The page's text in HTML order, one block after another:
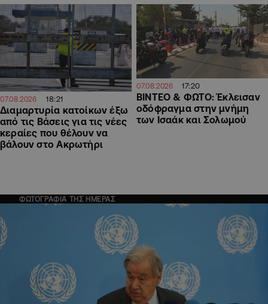
07.08.2026 18:21
Διαμαρτυρία κατοίκων έξω
από τις Βάσεις για τις νέες
κεραίες που θέλουν να
βάλουν στο Ακρωτήρι
07.08.2026 17:20
ΒΙΝΤΕΟ & ΦΩΤΟ: Έκλεισαν
οδόφραγμα στην μνήμη
των Ισαάκ και Σολωμού
ΦΩΤΟΓΡΑΦΙΑ ΤΗΣ ΗΜΕΡΑΣ